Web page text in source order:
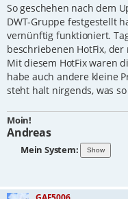
So geschehen nach dem
DWT-Gruppe festgestellt
vernünftig funktioniert.
beschriebenen HotFix,
Mit diesem HotFix waren
habe auch andere kleine
steht halt nirgends, was
Moin!
Andreas
Mein System: